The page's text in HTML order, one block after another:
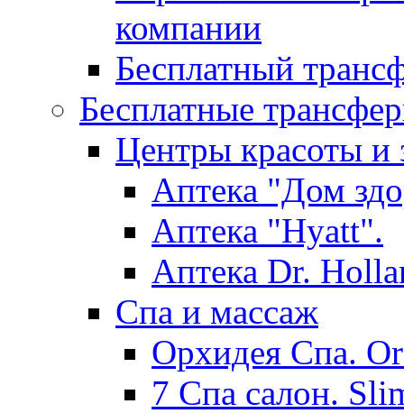
компании
Бесплатный
Бесплатные
Центры красоты и
Аптека "Дом
Аптека "Hyatt".
Аптека Dr.
Спа и массаж
Орхидея Спа.
7 Спа салон.